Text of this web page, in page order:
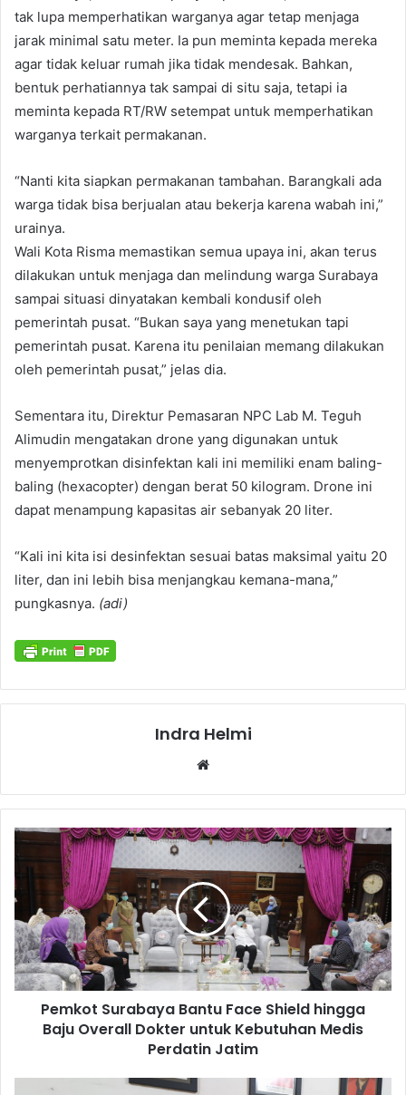
tak lupa memperhatikan warganya agar tetap menjaga
jarak minimal satu meter. Ia pun meminta kepada mereka
agar tidak keluar rumah jika tidak mendesak. Bahkan,
bentuk perhatiannya tak sampai di situ saja, tetapi ia
meminta kepada RT/RW setempat untuk memperhatikan
warganya terkait permakanan.
“Nanti kita siapkan permakanan tambahan. Barangkali ada
warga tidak bisa berjualan atau bekerja karena wabah ini,”
urainya.
Wali Kota Risma memastikan semua upaya ini, akan terus
dilakukan untuk menjaga dan melindung warga Surabaya
sampai situasi dinyatakan kembali kondusif oleh
pemerintah pusat. “Bukan saya yang menetukan tapi
pemerintah pusat. Karena itu penilaian memang dilakukan
oleh pemerintah pusat,” jelas dia.
Sementara itu, Direktur Pemasaran NPC Lab M. Teguh
Alimudin mengatakan drone yang digunakan untuk
menyemprotkan disinfektan kali ini memiliki enam baling-
baling (hexacopter) dengan berat 50 kilogram. Drone ini
dapat menampung kapasitas air sebanyak 20 liter.
“Kali ini kita isi desinfektan sesuai batas maksimal yaitu 20
liter, dan ini lebih bisa menjangkau kemana-mana,”
pungkasnya. (adi)
Indra Helmi
Pemkot Surabaya Bantu Face Shield hingga
Baju Overall Dokter untuk Kebutuhan Medis
Perdatin Jatim